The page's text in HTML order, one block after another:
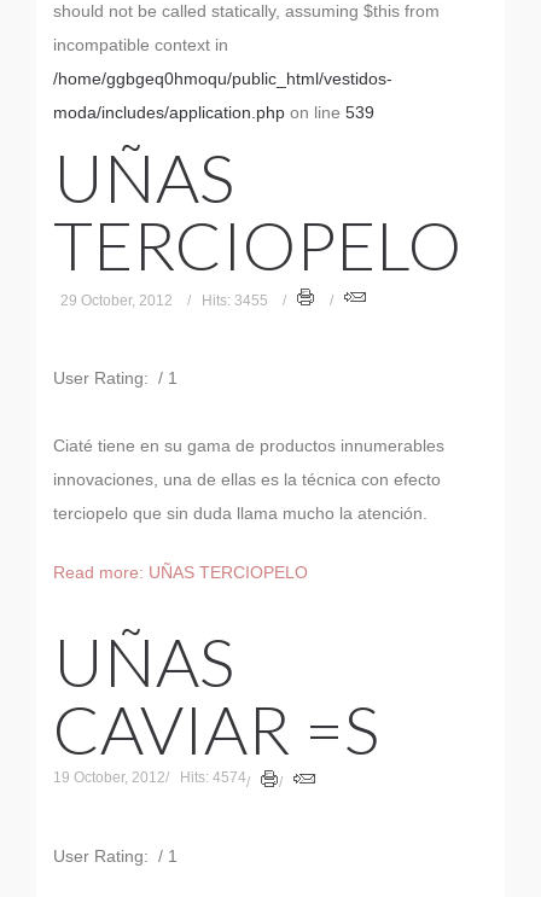
should not be called statically, assuming $this from
incompatible context in
/home/ggbgeq0hmoqu/public_html/vestidos-
moda/includes/application.php on line 539
UÑAS
TERCIOPELO
29 October, 2012 Hits: 3455
User Rating: / 1
Ciaté tiene en su gama de productos innumerables
innovaciones, una de ellas es la técnica con efecto
terciopelo que sin duda llama mucho la atención.
Read more: UÑAS TERCIOPELO
UÑAS
CAVIAR =S
19 October, 2012 Hits: 4574
User Rating: / 1